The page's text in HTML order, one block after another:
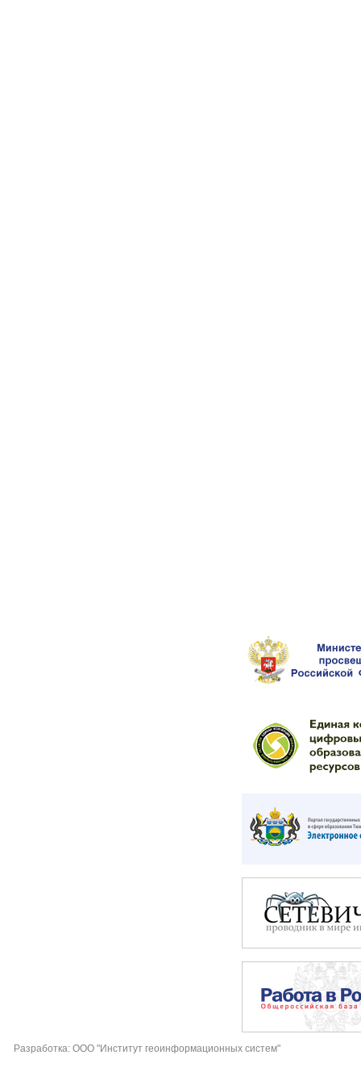
Разработка: ООО "Институт геоинформационных систем"